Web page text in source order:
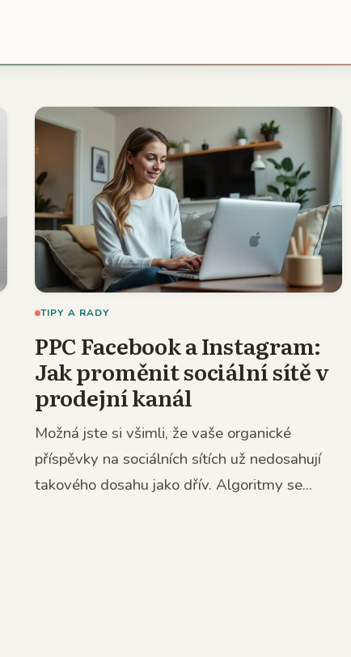
PPC Facebook a Instagram:
Jak proměnit sociální sítě v
prodejní kanál
Možná jste si všimli, že vaše organické
příspěvky na sociálních sítích už nedosahují
takového dosahu jako dřív. Algoritmy se...
TIPY A RADY